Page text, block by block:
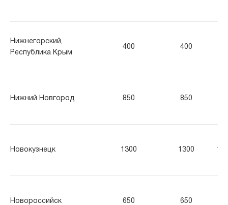
Нижнегорский,
Республика Крым
400 400
Нижний Новгород 850 850
Новокузнецк 1300 1300
Новороссийск 650 650